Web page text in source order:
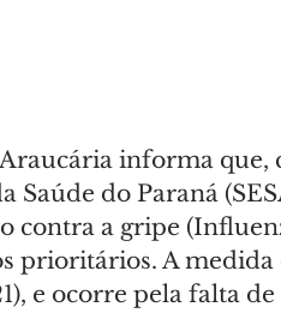
informa que,
Saúde do Paraná
contra a gripe
prioritários. A
e ocorre pela falta de